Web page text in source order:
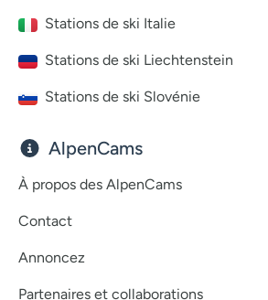
Stations de ski Italie
Stations de ski Liechtenstein
Stations de ski Slovénie
AlpenCams
À propos des AlpenCams
Contact
Annoncez
Partenaires et collaborations